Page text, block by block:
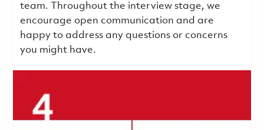
team. Throughout the interview stage, we
encourage open communication and are
happy to address any questions or concerns
you might have.